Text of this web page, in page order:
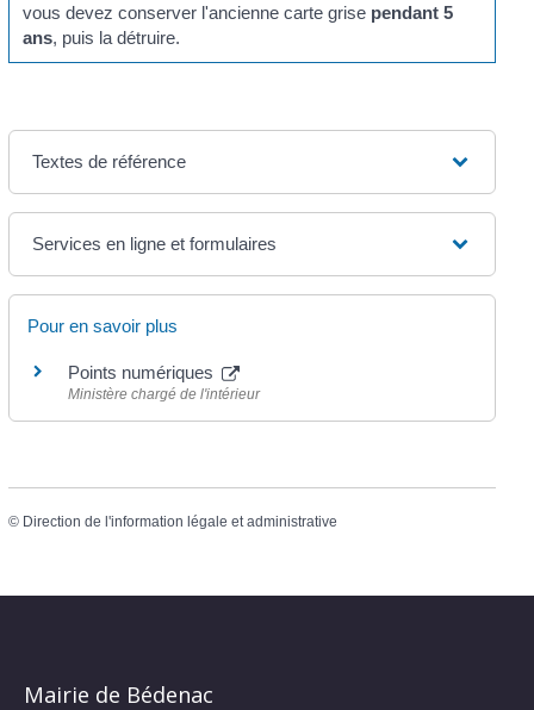
vous devez conserver l'ancienne carte grise pendant 5
ans, puis la détruire.
Textes de référence
Services en ligne et formulaires
Pour en savoir plus
Points numériques
Ministère chargé de l'intérieur
© Direction de l'information légale et administrative
Mairie de Bédenac